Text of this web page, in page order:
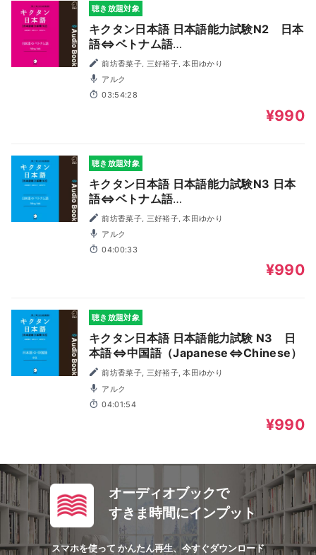
聴き放題対象
キクタン日本語 日本語能力試験N2 日本
語⇔ベトナム語
（Japanese⇔Vietnamese）
前坊香菜子, 三好裕子, 本田ゆかり
アルク
03:54:28
¥990
聴き放題対象
キクタン日本語 日本語能力試験N3 日本
語⇔ベトナム語
（Japanese⇔Vietnamese）
前坊香菜子, 三好裕子, 本田ゆかり
アルク
04:00:33
¥990
聴き放題対象
キクタン日本語 日本語能力試験 N3 日
本語⇔中国語（Japanese⇔Chinese）
前坊香菜子, 三好裕子, 本田ゆかり
アルク
04:01:54
¥990
オーディオブックで
すきま時間にインプット
スマホを使って かんたん再生、今すぐダウンロード